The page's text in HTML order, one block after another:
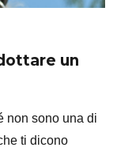
un
non sono una di
ti dicono